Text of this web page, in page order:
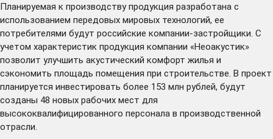
Планируемая к производству продукция разработана с
использованием передовых мировых технологий, ее
потребителями будут российские компании-застройщики. С
учетом характеристик продукция компании «Неоакустик»
позволит улучшить акустический комфорт жилья и
сэкономить площадь помещения при строительстве. В проект
планируется инвестировать более 153 млн рублей, будут
созданы 48 новых рабочих мест для
высококвалифицированного персонала в производственной
отрасли.